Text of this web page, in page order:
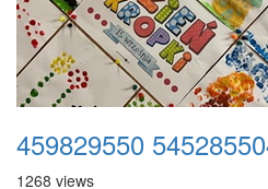
1268 views